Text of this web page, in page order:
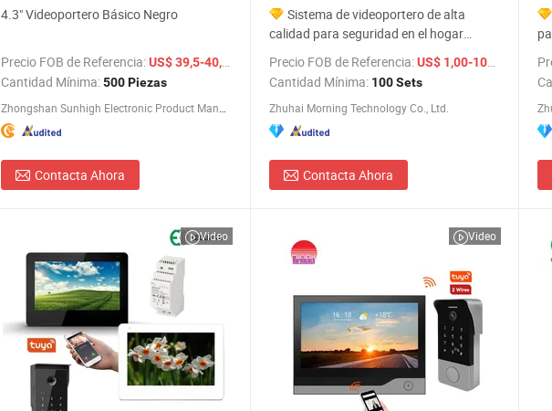
4.3" Videoportero Básico Negro
Precio FOB de Referencia:US$ 39,5-40,5 / Pieza
Cantidad Mínima:500 Piezas
Contacta Ahora
Sistema de videoportero de alta
calidad para seguridad en el hogar
Wideodomofon
Precio FOB de Referencia:US$ 1,00-100,00
/ Set
Cantidad Mínima: 100 Sets
Zhuhai Morning Technology Co., Ltd.
Contacta Ahora
Video Video